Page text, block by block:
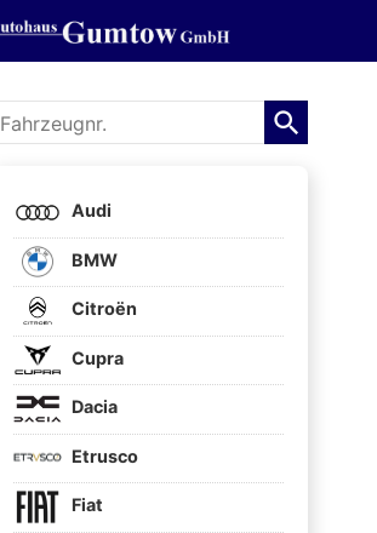
Fahrzeugnr.
Audi
BMW
Citroën
Cupra
Dacia
Etrusco
Fiat